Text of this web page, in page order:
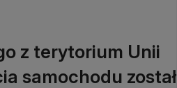
z terytorium Unii
samochodu został